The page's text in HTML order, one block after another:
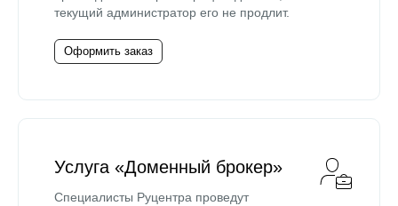
текущий администратор его не продлит.
Оформить заказ
Услуга «Доменный брокер»
Специалисты Руцентра проведут